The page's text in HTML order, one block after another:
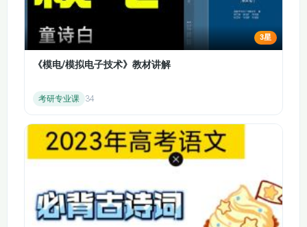
100【唐史】 101【唐史】
102【唐史】 103【唐史】
108【唐史】 109【唐史】
112【唐史】 113【唐史】
下追韩信、暗度陈仓等故事展现了韩信的军事才能。最终刘邦在
垓下之战中击败项羽，项羽霸王别姬、乌江自刎，汉朝诞生。
第 130-157 集：西汉的发展与衰落
刘邦建立汉朝后，面临着诸多挑战，“多多益善” 体现了韩信的自
盟。萧规曹随体现了汉初的治国理念，吕后专权引发动荡，周勃
了周亚夫的治军严明。晁错削藩引发七国之乱，汉武帝时期 “金
屋藏娇”“独尊儒术”，加强了中央集权。马邑之谋开启了对匈奴的
反击，卫青、霍去病北伐匈奴，“但使龙城飞将在”“封狼居胥” 彰
显了汉朝的军威。张骞出使西域开辟丝绸之路，苏武牧羊体现了
忠贞不屈的气节。《史记》是司马迁的史学巨著，巫蛊之祸是汉
武帝晚年的悲剧，轮台罪己诏体现了他的反思。昭君出塞促进了
3星
《模电/模拟电子技术》教材讲解
考研专业课 34